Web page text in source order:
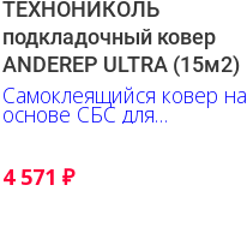
ТЕХНОНИКОЛЬ
подкладочный ковер
ANDEREP ULTRA (15м2)
Самоклеящийся ковер на
основе СБС для
гидроизоляции мест
протечек
4 571 ₽